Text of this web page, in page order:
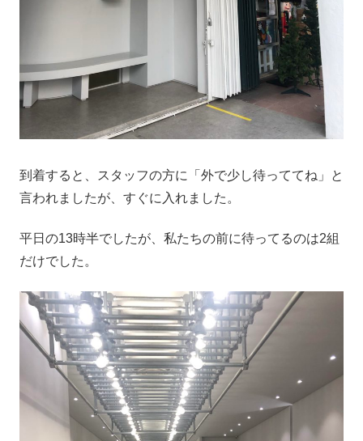
到着すると、スタッフの方に「外で少し待っててね」と
言われましたが、すぐに入れました。
平日の13時半でしたが、私たちの前に待ってるのは2組
だけでした。